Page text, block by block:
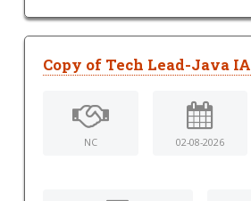
Copy of Tech Lead-Java IA
NC 02-08-2026